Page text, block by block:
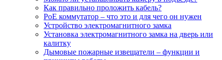
Как правильно проложить кабель?
PoE коммутатор – что это и для чего он нужен
Устройство электромагнитного замка
Установка электромагнитного замка на дверь или
калитку
Дымовые пожарные извещатели – функции и